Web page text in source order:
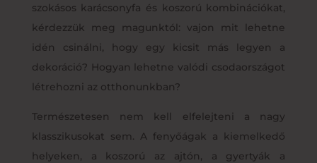
szokásos karácsonyfa és koszorú kombinációkat,
kérdezzük meg magunktól: vajon mit lehetne
idén csinálni, hogy egy kicsit más legyen a
dekoráció? Hogyan lehetne valódi csodaországot
létrehozni az otthonunkban?
Természetesen nem kell elfelejteni a nagy
klasszikusokat sem. A fenyőágak a kiemelkedő
helyeken, a koszorú az ajtón, a gyertyák a